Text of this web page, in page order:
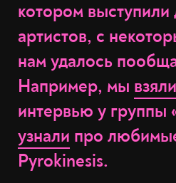
котором выступили
артистов, с
нам удалось
Например, мы взяли
интервью у группы
узнали про
Pyrokinesis.